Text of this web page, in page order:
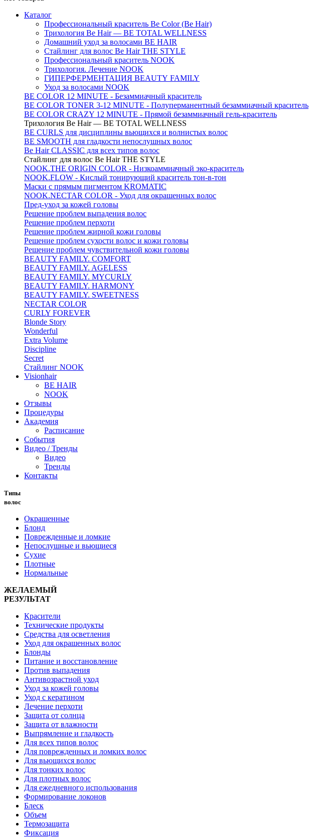
Каталог
Профессиональный краситель Be Color (Be Hair)
Трихология Be Hair — BE TOTAL WELLNESS
Домашний уход за волосами BE HAIR
Стайлинг для волос Be Hair THE STYLE
Профессиональный краситель NOOK
Трихология. Лечение NOOK
ГИПЕРФЕРМЕНТАЦИЯ BEAUTY FAMILY
Уход за волосами NOOK
BE COLOR 12 MINUTE - Безаммиачный краситель
BE COLOR TONER 3-12 MINUTE - Полуперманентный безаммиачный краситель
BE COLOR CRAZY 12 MINUTE - Прямой безаммиачный гель-краситель
Трихология Be Hair — BE TOTAL WELLNESS
BE CURLS для дисциплины вьющихся и волнистых волос
BE SMOOTH для гладкости непослушных волос
Be Hair CLASSIC для всех типов волос
Стайлинг для волос Be Hair THE STYLE
NOOK.THE ORIGIN COLOR - Низкоаммиачный эко-краситель
NOOK.FLOW - Кислый тонирующий краситель тон-в-тон
Маски с прямым пигментом KROMATIC
NOOK.NECTAR COLOR - Уход для окрашенных волос
Пред-уход за кожей головы
Решение проблем выпадения волос
Решение проблем перхоти
Решение проблем жирной кожи головы
Решение проблем сухости волос и кожи головы
Решение проблем чувствительной кожи головы
BEAUTY FAMILY. COMFORT
BEAUTY FAMILY. AGELESS
BEAUTY FAMILY. MYCURLY
BEAUTY FAMILY. HARMONY
BEAUTY FAMILY. SWEETNESS
NECTAR COLOR
CURLY FOREVER
Blonde Story
Wonderful
Extra Volume
Discipline
Secret
Стайлинг NOOK
Visionhair
BE HAIR
NOOK
Отзывы
Процедуры
Академия
Расписание
События
Видео / Тренды
Видео
Тренды
Контакты
Типы
волос
Окрашенные
Блонд
Поврежденные и ломкие
Непослушные и вьющиеся
Сухие
Плотные
Нормальные
ЖЕЛАЕМЫЙ
РЕЗУЛЬТАТ
Красители
Технические продукты
Средства для осветления
Уход для окрашенных волос
Блонды
Питание и восстановление
Против выпадения
Антивозрастной уход
Уход за кожей головы
Уход с кератином
Лечение перхоти
Защита от солнца
Защита от влажности
Выпрямление и гладкость
Для всех типов волос
Для поврежденных и ломких волос
Для вьющихся волос
Для тонких волос
Для плотных волос
Для ежедневного использования
Формирование локонов
Блеск
Объем
Термозащита
Фиксация